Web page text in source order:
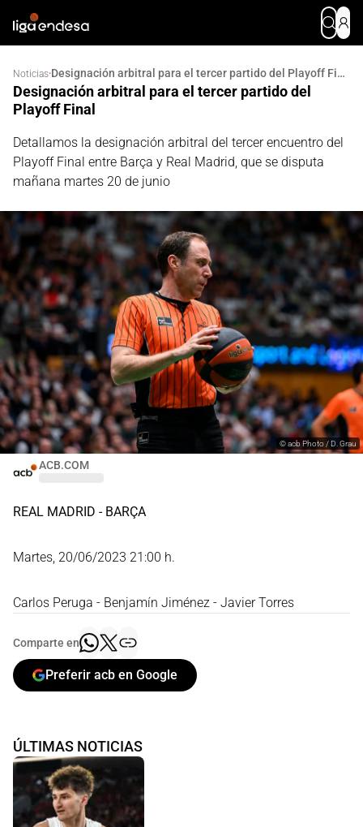
Noticias· Designación arbitral para el tercer partido del Playoff Final
Designación arbitral para el tercer partido del
Playoff Final
Detallamos la designación arbitral del tercer encuentro del
Playoff Final entre Barça y Real Madrid, que se disputa
mañana martes 20 de junio
ACB.COM
©acb Photo / D. Grau
REAL MADRID - BARÇA
Martes, 20/06/2023 21:00 h.
Carlos Peruga - Benjamín Jiménez - Javier Torres
Comparte en
Preferir acb en Google
ÚLTIMAS NOTICIAS